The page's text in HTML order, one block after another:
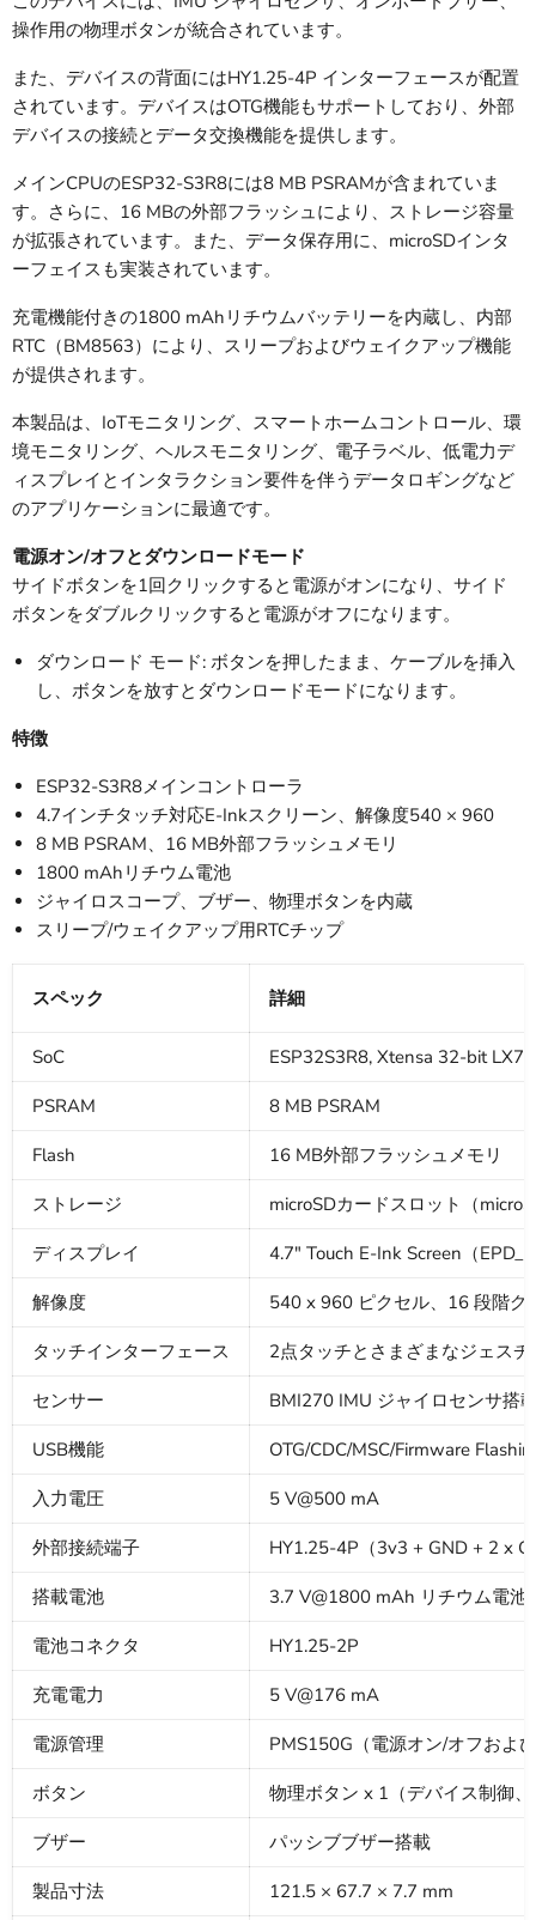
操作用の物理ボタンが統合されています。
また、デバイスの背面にはHY1.25-4P インターフェースが配置
されています。デバイスはOTG機能もサポートしており、外部
デバイスの接続とデータ交換機能を提供します。
メインCPUのESP32-S3R8には8 MB PSRAMが含まれていま
す。さらに、16 MBの外部フラッシュにより、ストレージ容量
が拡張されています。また、データ保存用に、microSDインタ
ーフェイスも実装されています。
充電機能付きの1800 mAhリチウムバッテリーを内蔵し、内部
RTC（BM8563）により、スリープおよびウェイクアップ機能
が提供されます。
本製品は、IoTモニタリング、スマートホームコントロール、環
境モニタリング、ヘルスモニタリング、電子ラベル、低電力デ
ィスプレイとインタラクション要件を伴うデータロギングなど
のアプリケーションに最適です。
電源オン/オフとダウンロードモード
サイドボタンを1回クリックすると電源がオンになり、サイド
ボタンをダブルクリックすると電源がオフになります。
ダウンロード モード: ボタンを押したまま、ケーブルを挿入
し、ボタンを放すとダウンロードモードになります。
特徴
ESP32-S3R8メインコントローラ
4.7インチタッチ対応E-Inkスクリーン、解像度540 × 960
8 MB PSRAM、16 MB外部フラッシュメモリ
1800 mAhリチウム電池
ジャイロスコープ、ブザー、物理ボタンを内蔵
スリープ/ウェイクアップ用RTCチップ
スペック 詳細
SoC ESP32S3R8, Xtensa 32-bit LX7
PSRAM 8 MB PSRAM
Flash 16 MB外部フラッシュメモリ
ストレージ microSDカードスロット（
ディスプレイ 4.7" Touch E-Ink Screen（
解像度 540 x 960 ピクセル、16 段階グ
タッチインターフェース 2点タッチとさまざまなジェス
センサー BMI270 IMU ジャイロセンサ搭
USB機能 OTG/CDC/MSC/Firmware
入力電圧 5 V@500 mA
外部接続端子 HY1.25-4P（3v3 + GND + 2 x
搭載電池 3.7 V@1800 mAh リチウム電池
電池コネクタ HY1.25-2P
充電電力 5 V@176 mA
電源管理 PMS150G（電源オン/オフおよ
ボタン 物理ボタン x 1（デバイス制御
ブザー パッシブブザー搭載
製品寸法 121.5 × 67.7 × 7.7 mm